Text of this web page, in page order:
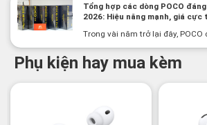
Tổng hợp các dòng POCO
2026: Hiệu năng mạnh, giá cực
Trong vài năm trở lại đây, POCO
Phụ kiện hay mua kèm